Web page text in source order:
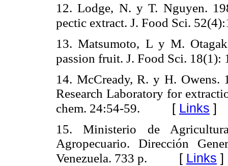
12. Lodge, N. y T. Nguyen.
pectic extract. J. Food Sci.
13. Matsumoto, L y M.
passion fruit. J. Food Sci. 18(1):
14. McCready, R. y H. Owens.
Research Laboratory for
chem. 24:54-59. [ Links ]
15. Ministerio de
Agropecuario. Dirección
Venezuela. 733 p. [ Links ]